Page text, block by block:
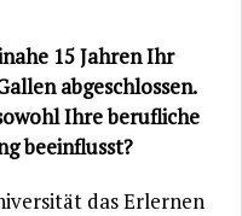
15 Jahren Ihr
abgeschlossen.
Ihre berufliche
beeinflusst?
das Erlernen